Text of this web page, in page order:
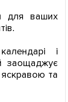
для ваших
і
заощаджує
та